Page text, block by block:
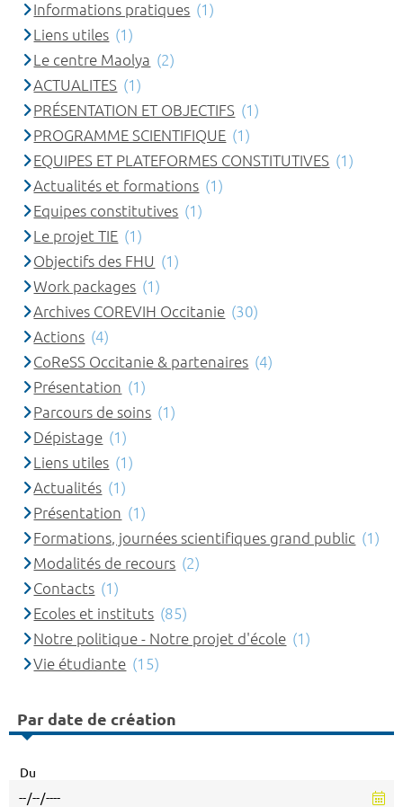
Informations pratiques (1)
Liens utiles (1)
Le centre Maolya (2)
ACTUALITES (1)
PRÉSENTATION ET OBJECTIFS (1)
PROGRAMME SCIENTIFIQUE (1)
EQUIPES ET PLATEFORMES CONSTITUTIVES (1)
Actualités et formations (1)
Equipes constitutives (1)
Le projet TIE (1)
Objectifs des FHU (1)
Work packages (1)
Archives COREVIH Occitanie (30)
Actions (4)
CoReSS Occitanie & partenaires (4)
Présentation (1)
Parcours de soins (1)
Dépistage (1)
Liens utiles (1)
Actualités (1)
Présentation (1)
Formations, journées scientifiques grand public (1)
Modalités de recours (2)
Contacts (1)
Ecoles et instituts (85)
Notre politique - Notre projet d'école (1)
Vie étudiante (15)
Par date de création
Du